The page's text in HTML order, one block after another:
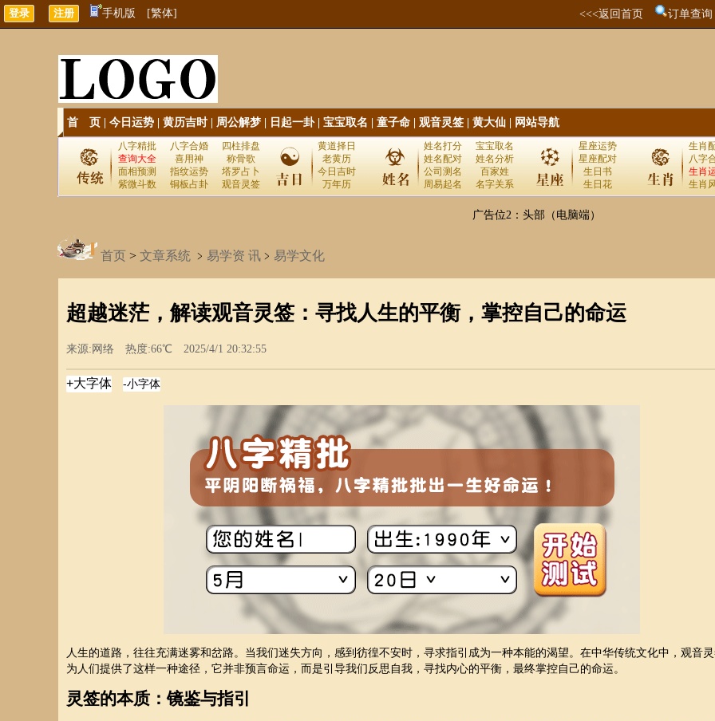
手机版 [繁体] <<<返回首页 订单查询
首 页 今日运势 黄历吉时| 周公解梦 日起一卦| 宝宝取名 童子命 观音灵签 黄大仙 网站导航
八字精批 八字合婚
四柱排盘
查询大全
喜用神
称骨歌
面相预测
指纹运势
塔罗占卜
紫微斗数
铜板占卦 观音灵签
黄道择日
老黄历
今日吉时
万年历
姓名打分
宝宝取名
姓名配对
姓名分析
公司测名
百家姓
周易起名
名字关系
星座运势
星座配对
生日书
生日花
生肖
八字
生肖
生肖
广告位2：头部（电脑端）
首页 > 文章系统 ﹥ 易学资 讯 ﹥ 易学文化
超越迷茫，解读观音灵签：寻找人生的平衡，掌控自己的命运
来源:网络 热度:66℃ 2025/4/1 20:32:55
人生的道路，往往充满迷雾和岔路。当我们迷失方向，感到彷徨不安时，寻求指引成为一种本能的渴望。在中华传统文化中，观音
为人们提供了这样一种途径，它并非预言命运，而是引导我们反思自我，寻找内心的平衡，最终掌控自己的命运。
灵签的本质：镜鉴与指引